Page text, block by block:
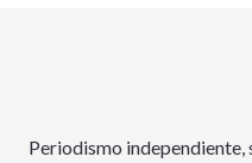
Periodismo independiente,